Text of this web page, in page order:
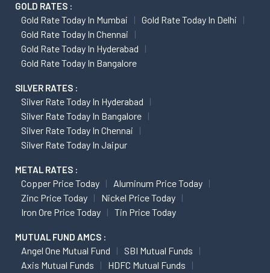
GOLD RATES :
Gold Rate Today In Mumbai
Gold Rate Today In Delhi
Gold Rate Today In Chennai
Gold Rate Today In Hyderabad
Gold Rate Today In Bangalore
SILVER RATES :
Silver Rate Today In Hyderabad
Silver Rate Today In Bangalore
Silver Rate Today In Chennai
Silver Rate Today In Jaipur
METAL RATES :
Copper Price Today
Aluminum Price Today
Zinc Price Today
Nickel Price Today
Iron Ore Price Today
Tin Price Today
MUTUAL FUND AMCS :
Angel One Mutual Fund
SBI Mutual Funds
Axis Mutual Funds
HDFC Mutual Funds